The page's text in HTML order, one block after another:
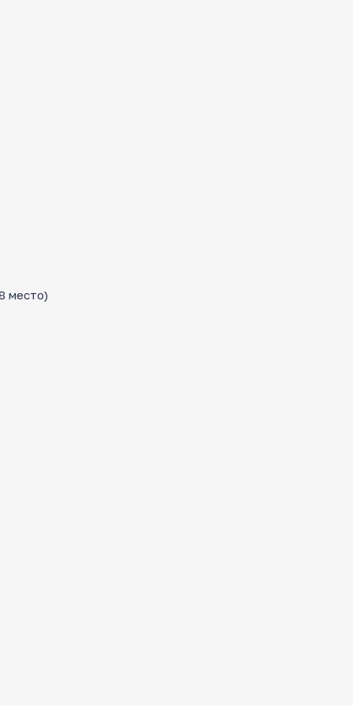
место)